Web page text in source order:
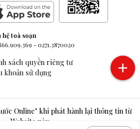
hệ toà soạn
-0271.3870020
sách quyền riêng tư
khoản sử dụng
Online" khi phát hành lại thông tin từ
Website này